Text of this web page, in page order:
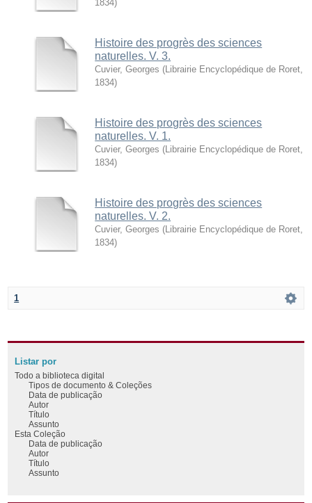
1834)
Histoire des progrès des sciences
naturelles. V. 3.
Cuvier, Georges ( Librairie Encyclopédique de Roret
1834)
Histoire des progrès des sciences
naturelles. V. 1.
Cuvier, Georges ( Librairie Encyclopédique de Roret
1834)
Histoire des progrès des sciences
naturelles. V. 2.
Cuvier, Georges ( Librairie Encyclopédique de Roret
1834)
1
Listar por
Todo a biblioteca digital
Tipos de documento & Coleções
Data de publicação
Autor
Título
Assunto
Esta Coleção
Data de publicação
Autor
Título
Assunto